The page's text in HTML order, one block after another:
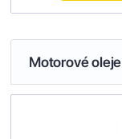
Motorové oleje